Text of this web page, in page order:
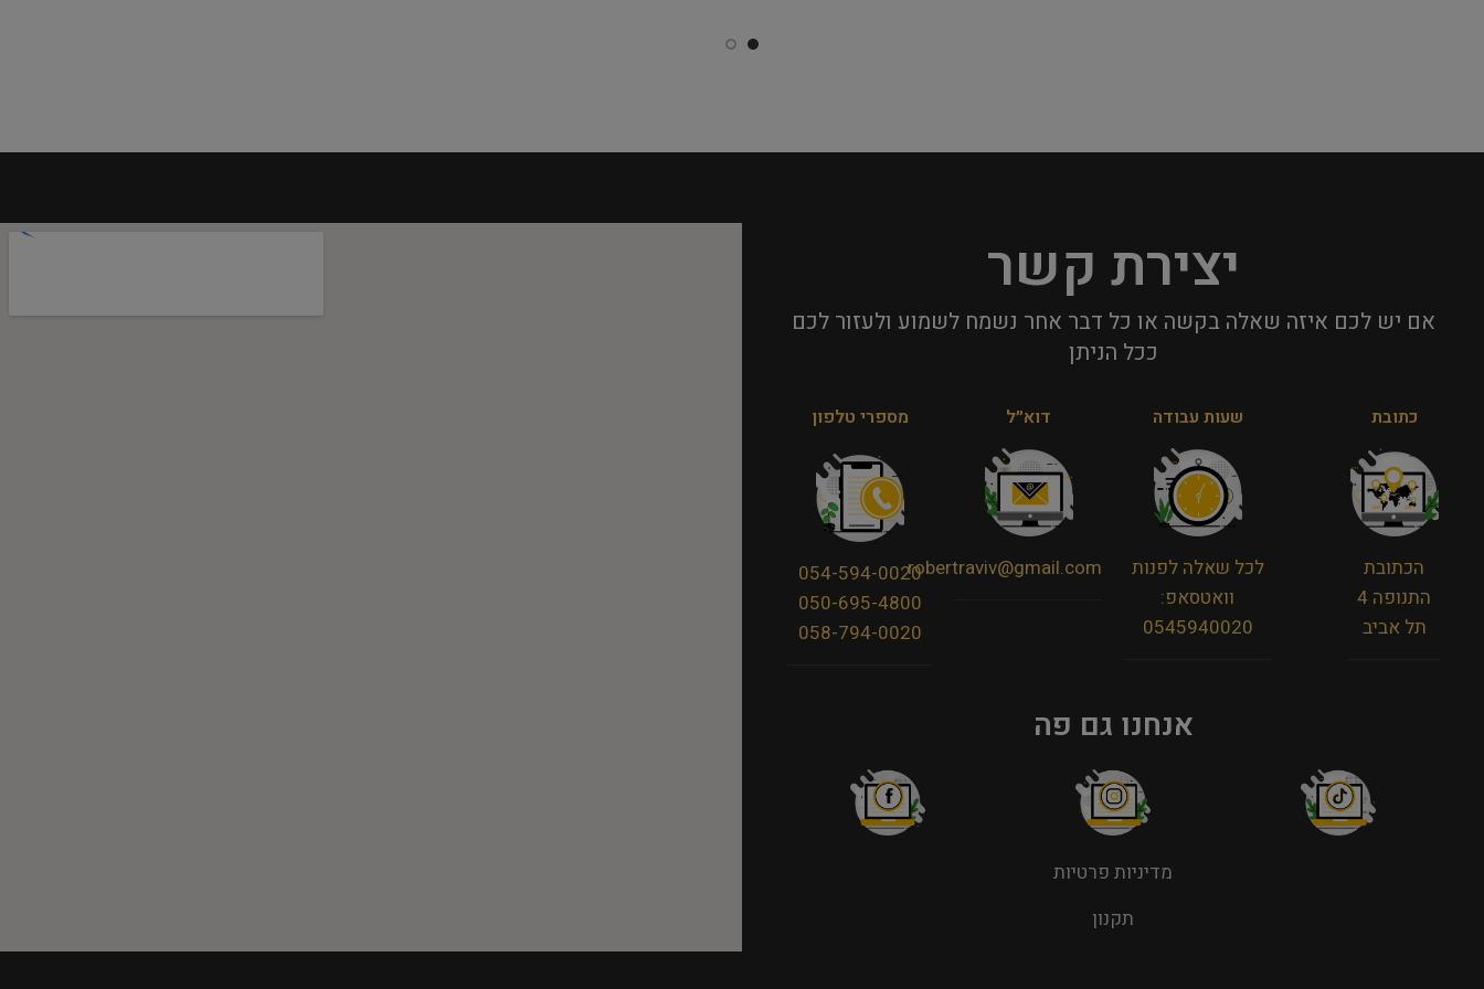
יצירת קשר
אם יש לכם איזה שאלה בקשה או כל דבר אחר נשמח לשמוע ולעזור לכם
ככל הניתן​
כתובת
הכתובת
התנופה 4
תל אביב
שעות עבודה
לכל שאלה לפנות
וואטסאפ:
0545940020
דוא״ל
robertraviv@gmail.com
מספרי טלפון
054-594-0020
050-695-4800
058-794-0020
אנחנו גם פה
מדיניות פרטיות
תקנון